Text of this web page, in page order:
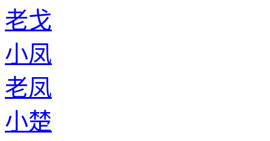
老戈
小凤
老凤
小楚